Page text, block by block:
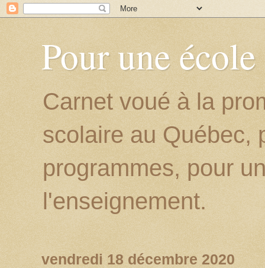
Pour une
Carnet voué à la
scolaire au Québec,
programmes, pour
l'enseignement.
vendredi 18 décembre 2020